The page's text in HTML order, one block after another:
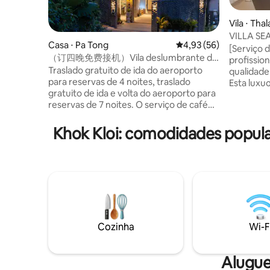
Casa ⋅ Pa Tong 4,93 de uma avaliação
4,93 (56)
（订四晚免费接机）Vila deslumbrante de
4 quartos com piscina e vista para o mar
em Patong
Traslado gratuito de ida do aeroporto
para reservas de 4 noites, traslado
gratuito de ida e volta do aeroporto para
reservas de 7 noites. O serviço de café
ser reservado com antecedência a um
custo separado. A vila está localizada no
minutos até a praia de Patong ou Bangla
Bar Street. A vila tem um total de três
andares, cerca de 750 metros quadrados
no total, todos os móveis italianos
camas são king size), três banheiros e um
Vila ⋅
VILLA
Vila com
Incluído,
[Serviço
Esta
de vilas
roupa
pessoal
um chef
café da
como
Khok Kloi: comodidades
Cozinha Wi-